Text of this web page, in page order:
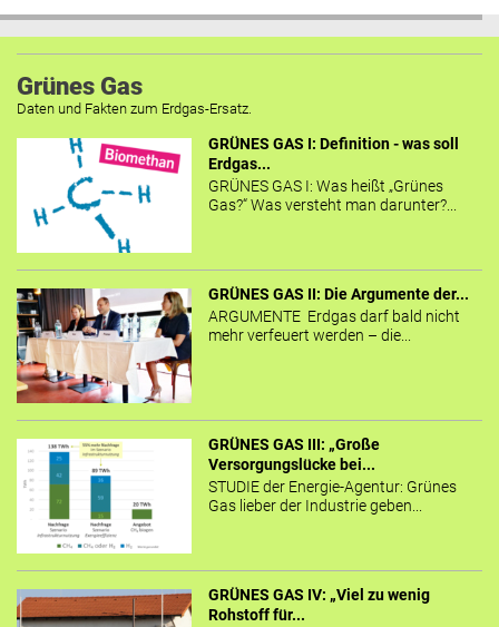
Grünes Gas
Daten und Fakten zum Erdgas-Ersatz.
GRÜNES GAS I: Definition - was soll
Erdgas...
GRÜNES GAS I: Was heißt „Grünes
Gas?“ Was versteht man darunter?...
GRÜNES GAS II: Die Argumente der...
ARGUMENTE Erdgas darf bald nicht
mehr verfeuert werden – die...
GRÜNES GAS III: „Große
Versorgungslücke bei...
STUDIE der Energie-Agentur: Grünes
Gas lieber der Industrie geben...
GRÜNES GAS IV: „Viel zu wenig
Rohstoff für...